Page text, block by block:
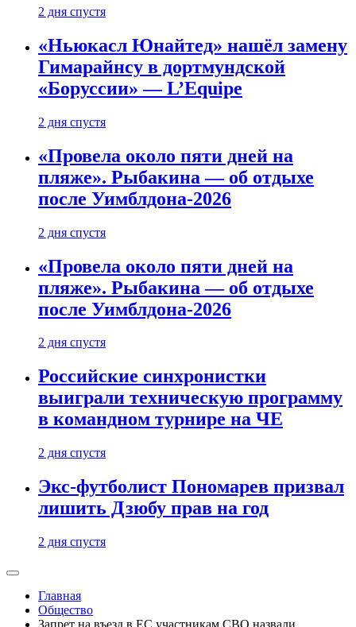
2 дня спустя
«Ньюкасл Юнайтед» нашёл замену
Гимарайнсу в дортмундской
«Боруссии» — L’Equipe
2 дня спустя
«Провела около пяти дней на
пляже». Рыбакина — об отдыхе
после Уимблдона-2026
2 дня спустя
«Провела около пяти дней на
пляже». Рыбакина — об отдыхе
после Уимблдона-2026
2 дня спустя
Российские синхронистки
выиграли техническую программу
в командном турнире на ЧЕ
2 дня спустя
Экс-футболист Пономарев призвал
лишить Дзюбу прав на год
2 дня спустя
Главная
Общество
Запрет на въезд в ЕС участникам СВО назвали